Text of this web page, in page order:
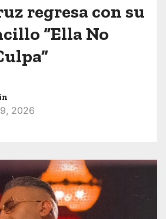
regresa con su
“Ella No
2026